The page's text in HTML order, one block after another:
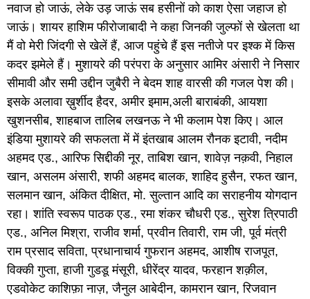
नवाज हो जाऊं, लेके उड़ जाऊं सब हसीनों को काश ऐसा जहाज हो
जाऊं। शायर हाशिम फीरोजाबादी ने कहा जिनकी जुल्फों से खेलता था
मैं वो मेरी जिंदगी से खेलें हैं, आज पहुंचे हैं इस नतीजे पर इश्क में किस
कदर झमेले हैं। मुशायरे की परंपरा के अनुसार आमिर अंसारी ने निसार
सीमावी और समी उद्दीन जुबैरी ने बेदम शाह वारसी की गजल पेश की।
इसके अलावा ख़ुर्शीद हैदर, अमीर इमाम,अली बाराबंकी, आयशा
खुशनसीब, शाहबाज तालिब लखनऊ ने भी कलाम पेश किए। आल
इंडिया मुशायरे की सफलता में में इंतखाब आलम रौनक इटावी, नदीम
अहमद एड., आरिफ सिद्दीकी नूर, ताबिश खान, शावेज़ नक़वी, निहाल
खान, असलम अंसारी, शफी अहमद बालक, शाहिद हुसैन, रफत खान,
सलमान खान, अंकित दीक्षित, मो. सुल्तान आदि का सराहनीय योगदान
रहा। शांति स्वरूप पाठक एड., रमा शंकर चौधरी एड., सुरेश त्रिपाठी
एड., अनिल मिश्रा, राजीव शर्मा, प्रवीन तिवारी, राम जी, पूर्व मंत्री
राम प्रसाद सविता, प्रधानाचार्य गुफरान अहमद, आशीष राजपूत,
विक्की गुप्ता, हाजी गुडडू मंसूरी, धीरेंद्र यादव, फरहान शक़ील,
एडवोकेट काशिफ़ा नाज़, जैनुल आबेदीन, कामरान खान, रिजवान